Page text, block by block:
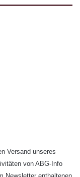
Versand unseres
von ABG-Info